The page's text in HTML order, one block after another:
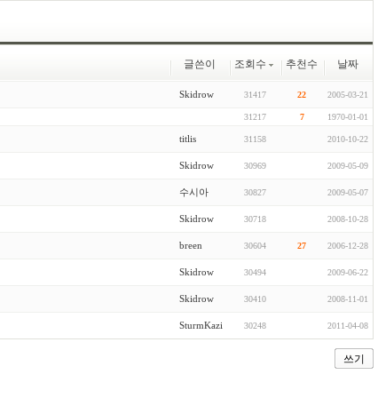
글쓴이 조회수 추천수 날짜
Skidrow 31417 22 2005-03-21
31217 7 1970-01-01
titlis 31158 2010-10-22
Skidrow 30969 2009-05-09
수시아 30827 2009-05-07
Skidrow 30718 2008-10-28
breen 30604 27 2006-12-28
Skidrow 30494 2009-06-22
Skidrow 30410 2008-11-01
SturmKazi 30248 2011-04-08
쓰기